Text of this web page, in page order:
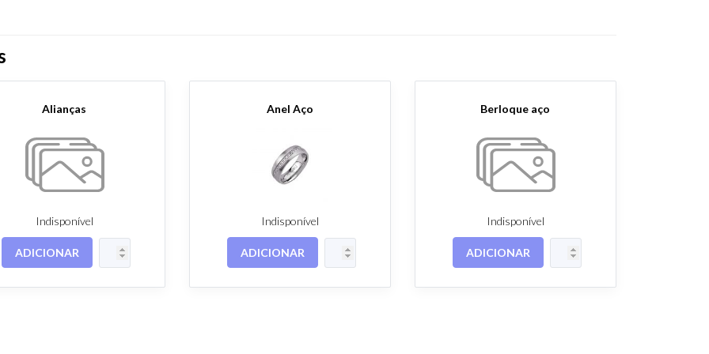
Alianças
Indisponível
ADICIONAR
Anel Aço
Indisponível
ADICIONAR
Berloque aço
Indisponível
ADICIONAR